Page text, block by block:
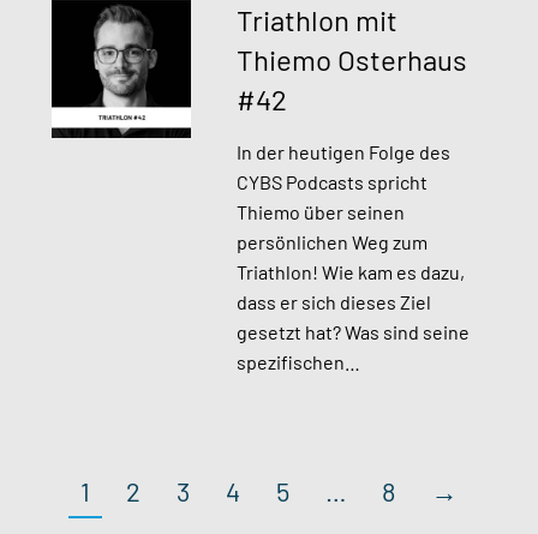
Triathlon mit
Thiemo Osterhaus
#42
In der heutigen Folge des
CYBS Podcasts spricht
Thiemo über seinen
persönlichen Weg zum
Triathlon! Wie kam es dazu,
dass er sich dieses Ziel
gesetzt hat? Was sind seine
spezifischen…
1 2 3 4 5 … 8 →